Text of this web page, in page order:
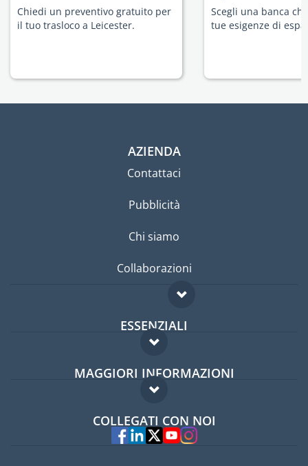
Chiedi un preventivo gratuito per
il tuo trasloco a Leicester.
Scegli una banca
tue esigenze di
AZIENDA
Contattaci
Pubblicità
Chi siamo
Collaborazioni
ESSENZIALI
Forum per expat
Guida per expat
MAGGIORI INFORMAZIONI
Domande frequenti
Esperti
COLLEGATI CON NOI